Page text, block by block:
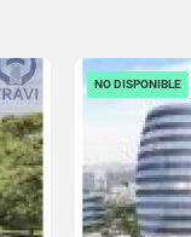
NO DISPONIBLE